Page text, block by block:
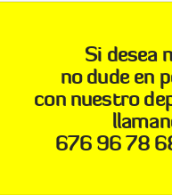
Si desea
no dude en
con nuestro
676 96 78